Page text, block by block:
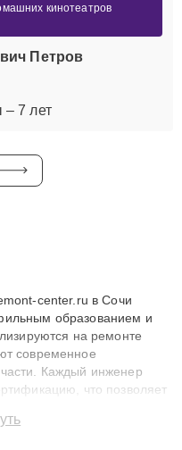
кинотеатров
Петров
7 лет
center.ru в Сочи
образованием и
на ремонте
современное
Каждый инженер
что позволяет
3 лет. Наши мастера